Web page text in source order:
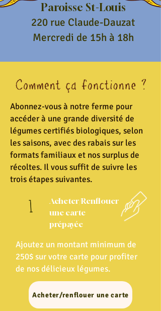
Paroisse St-Louis
220 rue Claude-Dauzat
Mercredi de 15h à 18h
Abonnez-vous à notre ferme pour
accéder à une grande diversité de
légumes certifiés biologiques, selon
les saisons, avec des rabais sur les
formats familiaux et nos surplus de
récoltes. Il vous suffit de suivre les
trois étapes suivantes.
1
Acheter/Renflouer
une carte
prépayée
Acheter/renflouer une carte
Ajoutez un montant minimum de
250$ sur votre carte pour profiter
de nos délicieux légumes.